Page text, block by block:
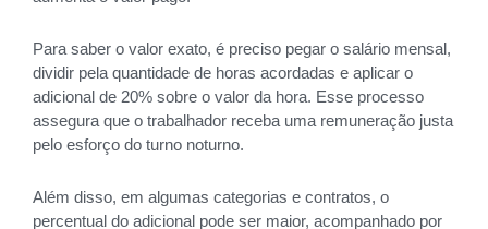
Para saber o valor exato, é preciso pegar o salário mensal,
dividir pela quantidade de horas acordadas e aplicar o
adicional de 20% sobre o valor da hora. Esse processo
assegura que o trabalhador receba uma remuneração justa
pelo esforço do turno noturno.
Além disso, em algumas categorias e contratos, o
percentual do adicional pode ser maior, acompanhado por